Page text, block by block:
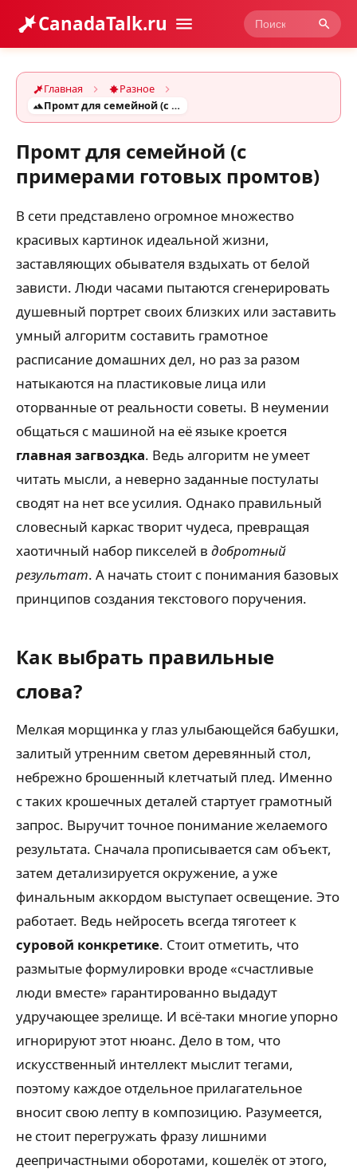
CanadaTalk.ru
Главная
Разное
Промт для семейной (с примерами готовых промтов)
Промт для семейной (с
примерами готовых промтов)
В сети представлено огромное множество
красивых картинок идеальной жизни,
заставляющих обывателя вздыхать от белой
зависти. Люди часами пытаются сгенерировать
душевный портрет своих близких или заставить
умный алгоритм составить грамотное
расписание домашних дел, но раз за разом
натыкаются на пластиковые лица или
оторванные от реальности советы. В неумении
общаться с машиной на её языке кроется
главная загвоздка. Ведь алгоритм не умеет
читать мысли, а неверно заданные постулаты
сводят на нет все усилия. Однако правильный
словесный каркас творит чудеса, превращая
хаотичный набор пикселей в добротный
результат. А начать стоит с понимания базовых
принципов создания текстового поручения.
Как выбрать правильные
слова?
Мелкая морщинка у глаз улыбающейся бабушки,
залитый утренним светом деревянный стол,
небрежно брошенный клетчатый плед. Именно
с таких крошечных деталей стартует грамотный
запрос. Выручит точное понимание желаемого
результата. Сначала прописывается сам объект,
затем детализируется окружение, а уже
финальным аккордом выступает освещение. Это
работает. Ведь нейросеть всегда тяготеет к
суровой конкретике. Стоит отметить, что
размытые формулировки вроде «счастливые
люди вместе» гарантированно выдадут
удручающее зрелище. И всё-таки многие упорно
игнорируют этот нюанс. Дело в том, что
искусственный интеллект мыслит тегами,
поэтому каждое отдельное прилагательное
вносит свою лепту в композицию. Разумеется,
не стоит перегружать фразу лишними
деепричастными оборотами, кошелёк от этого,